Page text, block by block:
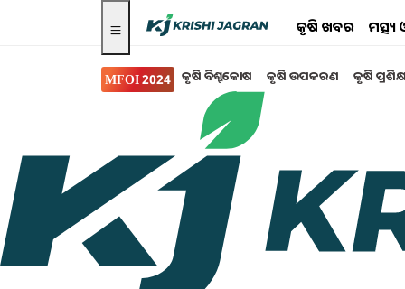
କୃଷି ଖବର
MFOI 2024 କୃଷି ବିଶ୍ବକୋଷ କୃଷି ଉପକରଣ କୃଷି
କୃଷି ବିଶ୍ବକୋଷ
ଘର ଛାତରେ ସହଜରେ
ସାଧାରଣତଃ, କଖାରୁ ଚାଷ କରିବାର ସର୍ବୋତ୍ତମ